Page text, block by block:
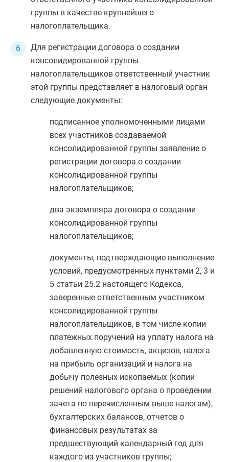
группы в качестве крупнейшего
налогоплательщика.
Для регистрации договора о создании
консолидированной группы
налогоплательщиков ответственный участник
этой группы представляет в налоговый орган
следующие документы:
подписанное уполномоченными лицами
всех участников создаваемой
консолидированной группы заявление о
регистрации договора о создании
консолидированной группы
налогоплательщиков;
два экземпляра договора о создании
консолидированной группы
налогоплательщиков;
документы, подтверждающие выполнение
условий, предусмотренных пунктами 2, 3 и
5 статьи 25.2 настоящего Кодекса,
заверенные ответственным участником
консолидированной группы
налогоплательщиков, в том числе копии
платежных поручений на уплату налога на
добавленную стоимость, акцизов, налога
на прибыль организаций и налога на
добычу полезных ископаемых (копии
решений налогового органа о проведении
зачета по перечисленным выше налогам),
бухгалтерских балансов, отчетов о
финансовых результатах за
предшествующий календарный год для
каждого из участников группы;